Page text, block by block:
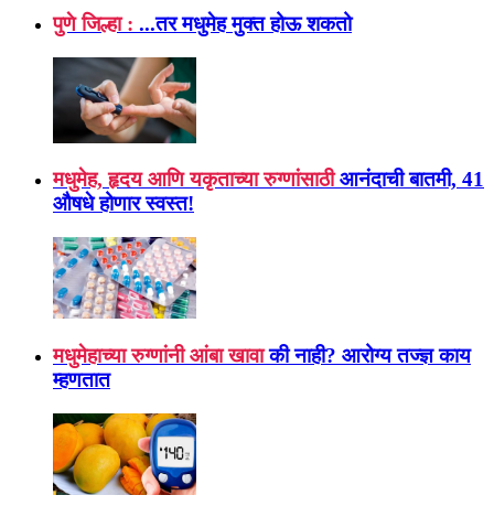
पुणे जिल्हा : ...तर मधुमेह मुक्त होऊ शकतो
मधुमेह, हृदय आणि यकृताच्या रुग्णांसाठी आनंदाची बातमी, 41
औषधे होणार स्वस्त!
मधुमेहाच्या रुग्णांनी आंबा खावा की नाही? आरोग्य तज्ज्ञ काय
म्हणतात